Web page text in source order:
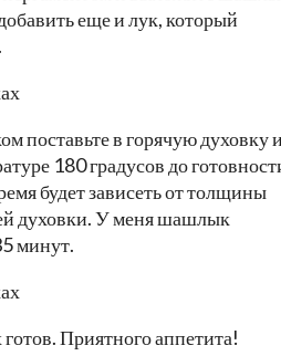
еще и лук, который
поставьте в горячую духовку
180 градусов до
будет зависеть от толщины
духовки. У меня шашлык
минут.
Приятного аппетита!